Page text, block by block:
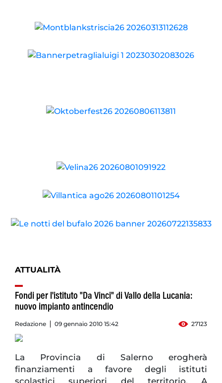
ATTUALITÀ
Fondi per l'istituto "Da Vinci" di Vallo della Lucania:
nuovo impianto antincendio
Redazione 09 gennaio 2010 15:42 27123
La Provincia di Salerno erogherà
finanziamenti a favore degli istituti
scolastici superiori del territorio. A